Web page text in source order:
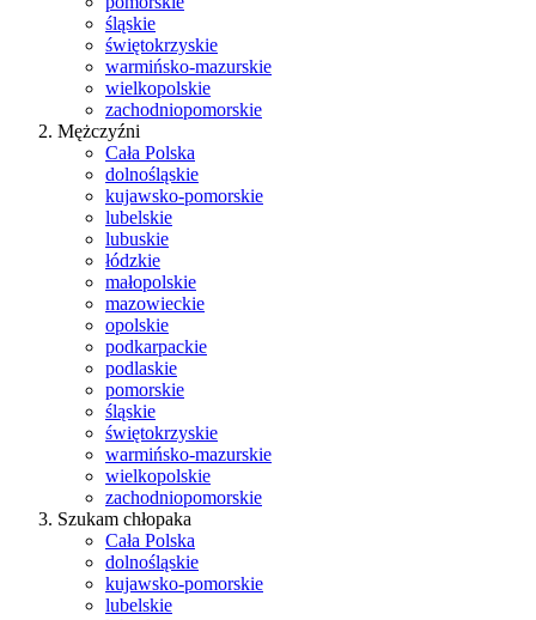
śląskie
świętokrzyskie
warmińsko-mazurskie
wielkopolskie
zachodniopomorskie
Mężczyźni
Cała Polska
dolnośląskie
kujawsko-pomorskie
lubelskie
lubuskie
łódzkie
małopolskie
mazowieckie
opolskie
podkarpackie
podlaskie
pomorskie
śląskie
świętokrzyskie
warmińsko-mazurskie
wielkopolskie
zachodniopomorskie
Szukam chłopaka
Cała Polska
dolnośląskie
kujawsko-pomorskie
lubelskie